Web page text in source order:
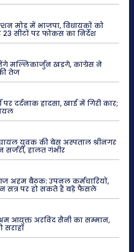
मोड में भाजपा, विधायकों को
सीटों पर फोकस का निर्देश
मल्लिकार्जुन खड़गे, कांग्रेस ने
तेज
दर्दनाक हादसा, खाई में गिरी कार;
युवक की बेस अस्पताल श्रीनगर
हालत गंभीर
अहम बैठक: उपनल कर्मचारियों,
सत्र पर हो सकते हैं बड़े फैसले
आयुक्त अरविंद सैनी का सम्मान,
सराहा